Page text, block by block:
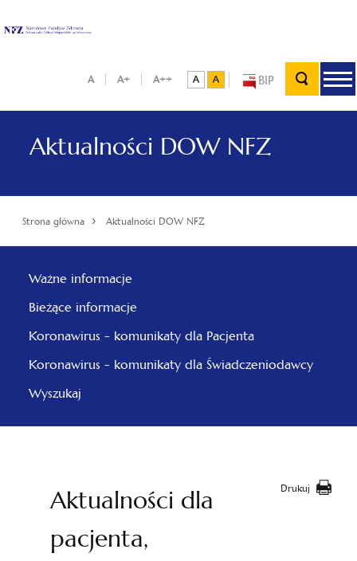
BIP
A A+ A++
Aktualności DOW NFZ
Strona główna › Aktualności DOW NFZ
Ważne informacje
Bieżące informacje
Koronawirus - komunikaty dla Pacjenta
Koronawirus - komunikaty dla Świadczeniodawcy
Wyszukaj
Drukuj
Aktualności dla
pacjenta,